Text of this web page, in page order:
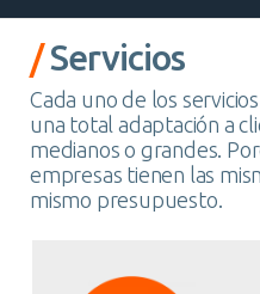
/Servicios
Cada uno de los
una total adaptación a
medianos o grandes.
empresas tienen las
mismo presupuesto.